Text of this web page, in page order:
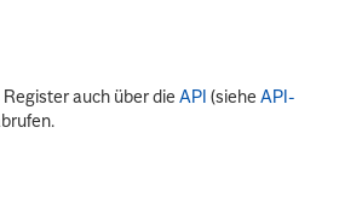
Register auch über dieAPI (sieheAPI-